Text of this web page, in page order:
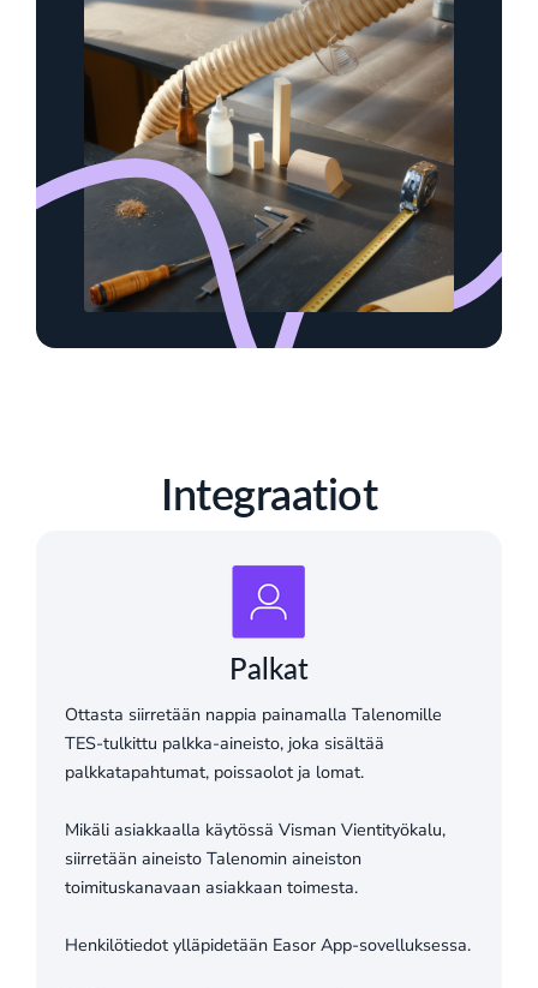
Integraatiot
Palkat
Ottasta siirretään nappia painamalla Talenomille
TES-tulkittu palkka-aineisto, joka sisältää
palkkatapahtumat, poissaolot ja lomat.
Mikäli asiakkaalla käytössä Visman Vientityökalu,
siirretään aineisto Talenomin aineiston
toimituskanavaan asiakkaan toimesta.
Henkilötiedot ylläpidetään Easor App-sovelluksessa.